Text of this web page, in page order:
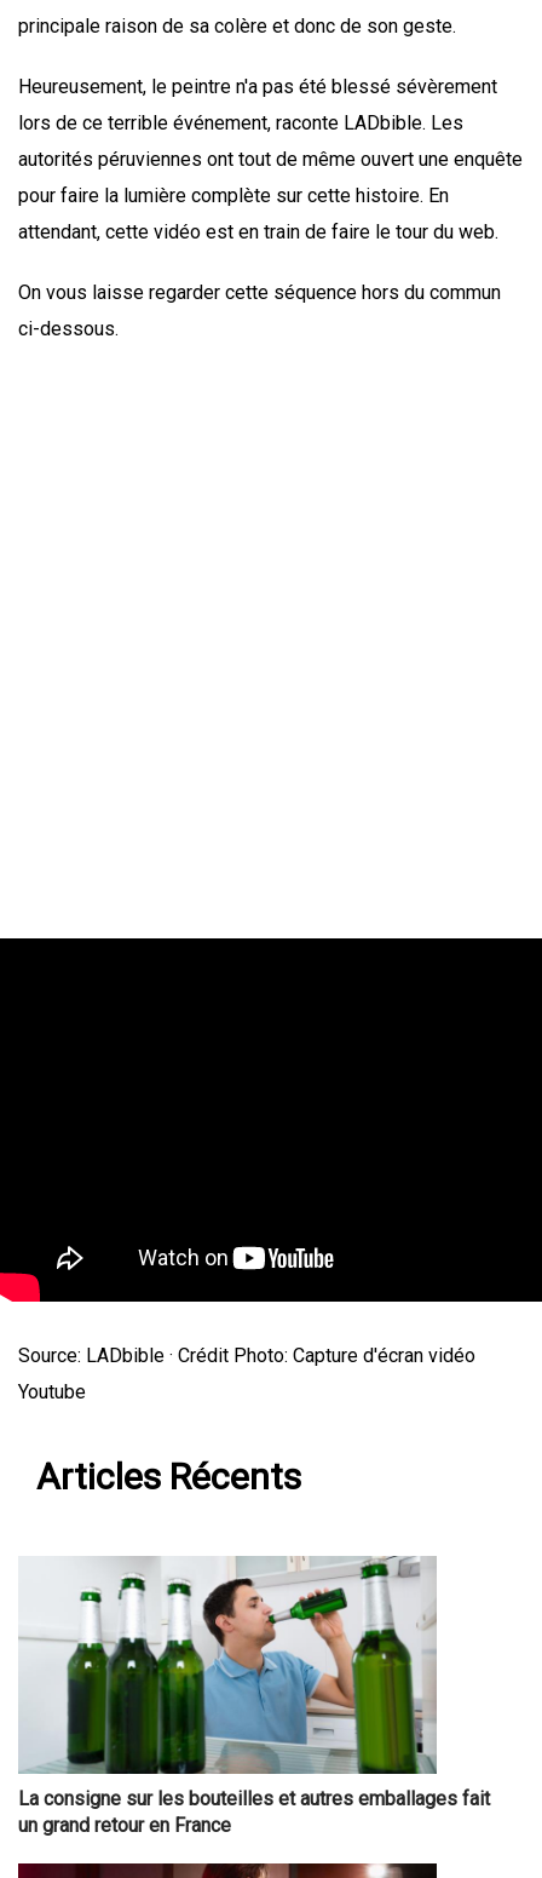
principale raison de sa colère et donc de son geste.
Heureusement, le peintre n'a pas été blessé sévèrement
lors de ce terrible événement, raconte LADbible. Les
autorités péruviennes ont tout de même ouvert une enquête
pour faire la lumière complète sur cette histoire. En
attendant, cette vidéo est en train de faire le tour du web.
On vous laisse regarder cette séquence hors du commun
ci-dessous.
Source: LADbible · Crédit Photo: Capture d'écran vidéo
Youtube
Articles Récents
La consigne sur les bouteilles et autres emballages fait
un grand retour en France